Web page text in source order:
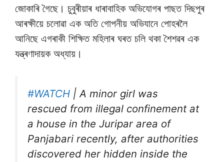
জোকাৰি গৈছে। চুবুৰীয়াৰ ধাৰাবাহিক অভিযোগৰ পাছত দিছপুৰ
আৰক্ষীয়ে চলোৱা এক অতি গোপনীয় অভিযানে পোহৰলৈ
আনিছে এগৰাকী শিক্ষিত মহিলাৰ ঘৰত চলি থকা শৈশৱৰ এক
যন্ত্ৰণাদায়ক অধ্যায়।
#WATCH | A minor girl was
rescued from illegal confinement at
a house in the Juripar area of
Panjabari recently, after authorities
discovered her hidden inside the